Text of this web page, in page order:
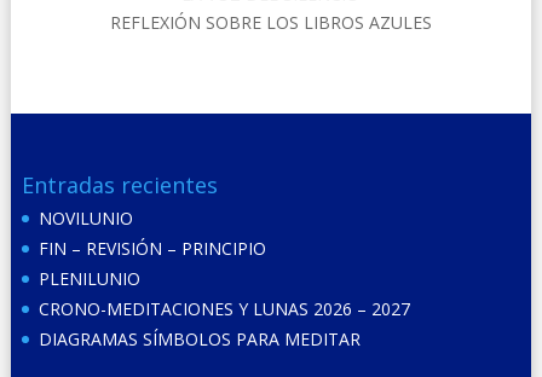
REFLEXIÓN SOBRE LOS LIBROS AZULES
Entradas recientes
NOVILUNIO
FIN – REVISIÓN – PRINCIPIO
PLENILUNIO
CRONO-MEDITACIONES Y LUNAS 2026 – 2027
DIAGRAMAS SÍMBOLOS PARA MEDITAR